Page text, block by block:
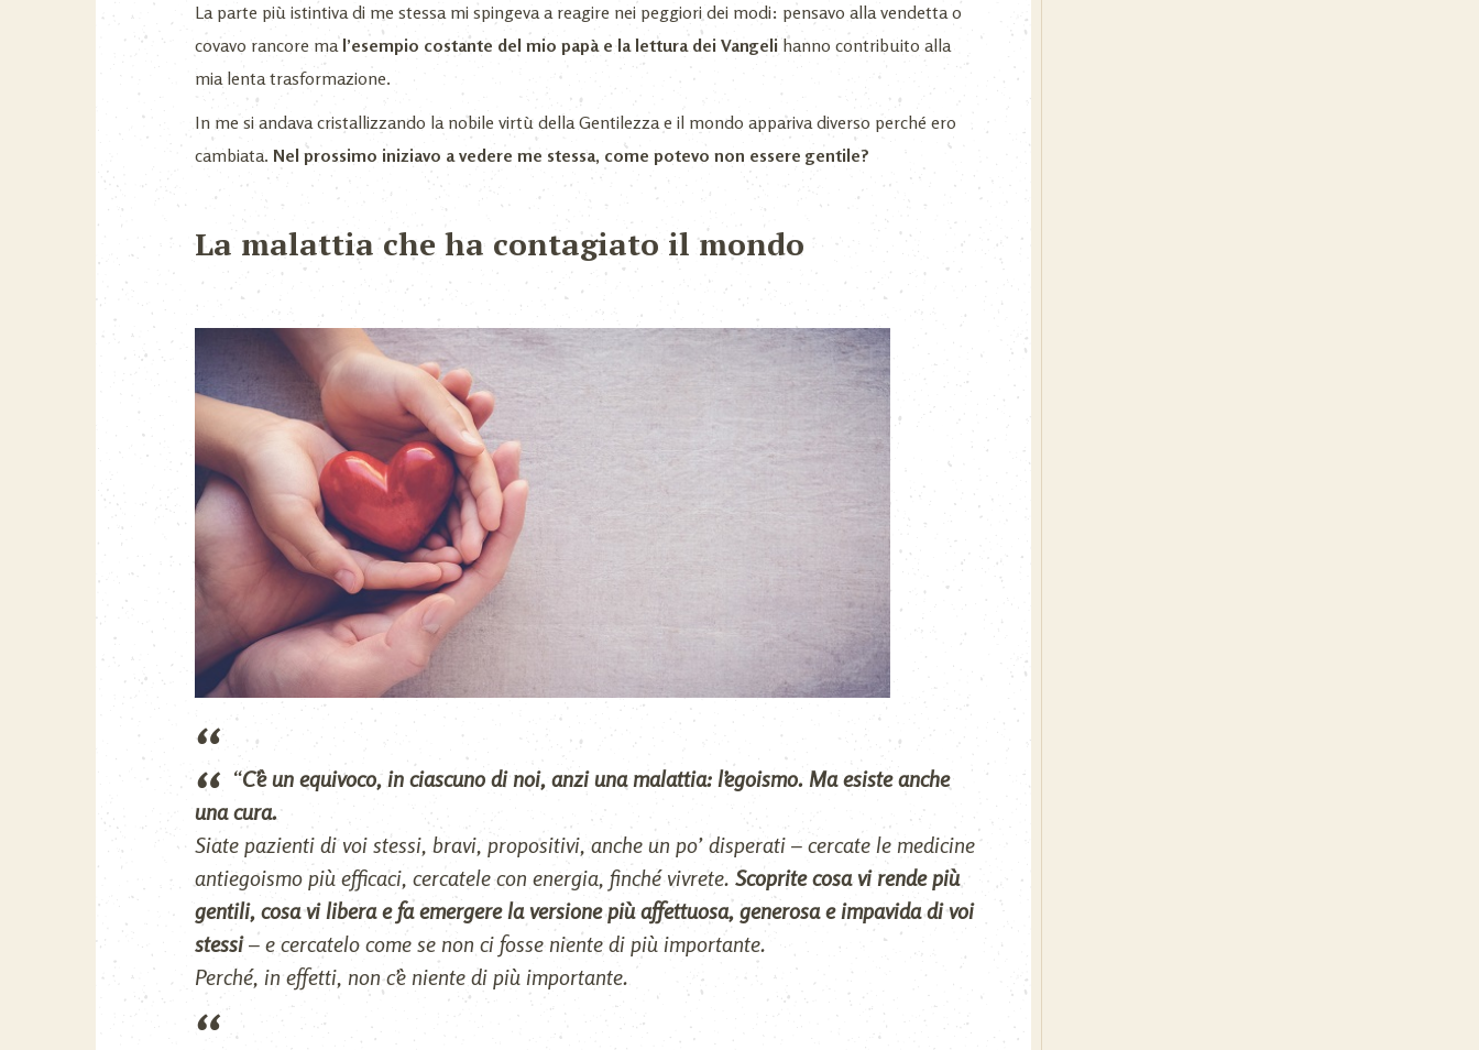
La parte più istintiva di me stessa mi spingeva a reagire nei peggiori dei modi: pensavo alla vendetta o
covavo rancore mal’esempio costante del mio papà e la lettura dei Vangeli hanno contribuito alla
mia lenta trasformazione.
In me si andava cristallizzando la nobile virtù della Gentilezza e il mondo appariva diverso perché ero
cambiata. Nel prossimo iniziavo a vedere me stessa, come potevo non essere gentile?
La malattia che ha contagiato il mondo
“C’è un equivoco, in ciascuno di noi, anzi una malattia: l’egoismo. Ma esiste anche
una cura.
Siate pazienti di voi stessi, bravi, propositivi, anche un po’ disperati – cercate le medicine
antiegoismo più efficaci, cercatele con energia, finché vivrete. Scoprite cosa vi rende più
gentili, cosa vi libera e fa emergere la versione più affettuosa, generosa e impavida di voi
stessi– e cercatelo come se non ci fosse niente di più importante.
Perché, in effetti, non c’è niente di più importante.